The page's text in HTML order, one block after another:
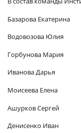
Базарова Екатерина
Водовозова Юлия
Горбунова Мария
Иванова Дарья
Моисеева Елена
Ашурков Сергей
Денисенко Иван